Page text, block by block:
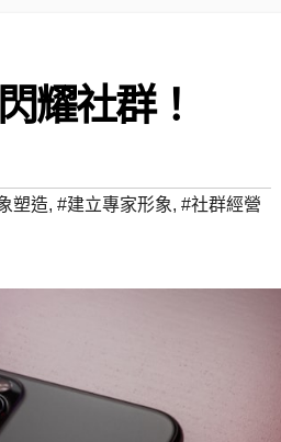
耀社群！
塑造, #建立專家形象, #社群經營